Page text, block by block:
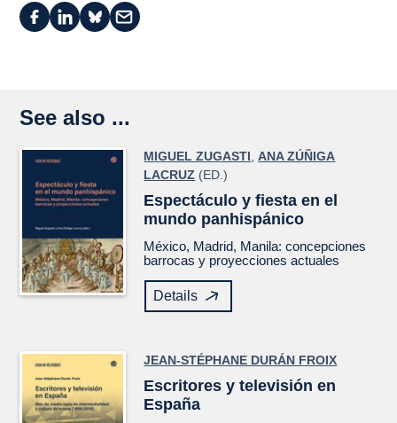
See also ...
MIGUEL ZUGASTI ,ANA ZÚÑIGA
LACRUZ (ED.)
Espectáculo y fiesta en el
mundo panhispánico
México, Madrid, Manila: concepciones
barrocas y proyecciones actuales
Details
JEAN-STÉPHANE DURÁN FROIX
Escritores y televisión en
España